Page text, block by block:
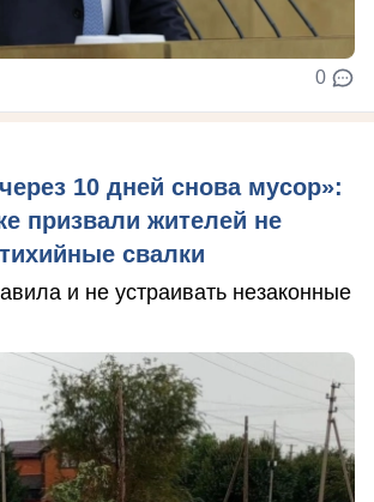
0
10 дней снова мусор»:
призвали жителей не
свалки
и не устраивать незаконные